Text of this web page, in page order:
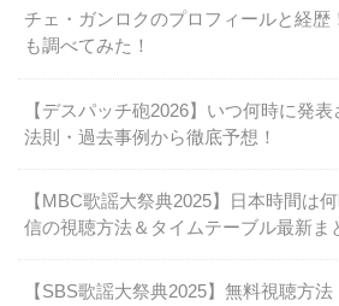
チェ・ガンロクのプロフィールと経歴
も調べてみた！
【デスパッチ砲2026】いつ何時に発表
法則・過去事例から徹底予想！
【MBC歌謡大祭典2025】日本時間は
信の視聴方法＆タイムテーブル最新ま
【SBS歌謡大祭典2025】無料視聴方